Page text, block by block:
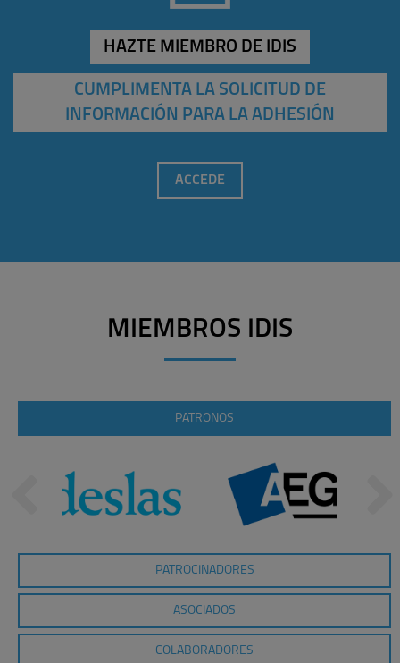
HAZTE MIEMBRO DE IDIS
CUMPLIMENTA LA SOLICITUD DE
INFORMACIÓN PARA LA ADHESIÓN
ACCEDE
MIEMBROS IDIS
PATRONOS
PATROCINADORES
ASOCIADOS
COLABORADORES